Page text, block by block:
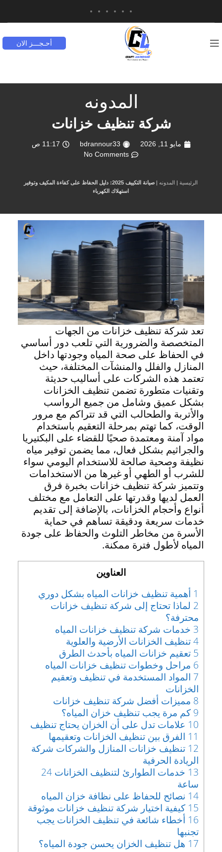
أحـجـــز الان
المدونه
شركة تنظيف خزانات
مايو 11, 2026 bdrannour33
11:17 ص
No Comments
الرئيسية| المدونه|
صيانة التكييف 2025: دليل الحفاظ على كفاءة المكيف وتوفير
استهلاك الكهرباء
تعد شركة تنظيف خزانات من الجهات
المتخصصة والضرورية التي تلعب دور أساسي
في الحفاظ على صحة المياه وجودتها داخل
المنازل والفلل والمنشآت المختلفة، حيث
تعتمد هذه الشركات على أساليب حديثة
وتقنيات متطورة تضمن تنظيف الخزانات
بشكل عميق وشامل من جميع الرواسب
والأتربة والطحالب التي قد تتراكم مع مرور
الوقت، كما تهتم بمرحلة التعقيم باستخدام
مواد آمنة ومعتمدة صحيًا للقضاء على البكتيريا
والجراثيم بشكل فعال، مما يضمن توفير مياه
نظيفة وصحية صالحة للاستخدام اليومي سواء
للشرب أو الطهي أو غيرها من الاستخدامات
وتتميز شركة تنظيف خزانات بخبرة فرق
العمل لديها وقدرتها على التعامل مع مختلف
أنواع وأحجام الخزانات، بالإضافة إلى تقديم
خدمات سريعة ودقيقة تساهم في حماية
الأسرة من مخاطر التلوث والحفاظ على جودة
المياه لأطول فترة ممكنة.
العناوين
1 أهمية تنظيف خزانات المياه بشكل دوري
2 لماذا تحتاج إلى شركة تنظيف خزانات
محترفة؟
3 خدمات شركة تنظيف خزانات المياه
4تنظيف الخزانات الأرضية والعلوية
5 تعقيم خزانات المياه بأحدث الطرق
6 مراحل وخطوات تنظيف خزانات المياه
7 المواد المستخدمة في تنظيف وتعقيم
الخزانات
8 مميزات أفضل شركة تنظيف خزانات
9 كم مرة يجب تنظيف خزان المياه؟
10 علامات تدل على أن الخزان يحتاج تنظيف
11 الفرق بين تنظيف الخزانات وتعقيمها
12 تنظيف خزانات المنازل والشركات شركة
الريادة الحرفية
13
خدمات الطوارئ لتنظيف الخزانات 24
ساعة
14 نصائح للحفاظ على نظافة خزان المياه
15 كيفية اختيار شركة تنظيف خزانات موثوقة
16 أخطاء شائعة في تنظيف الخزانات يجب
تجنبها
17 هل تنظيف الخزان يحسن جودة المياه؟